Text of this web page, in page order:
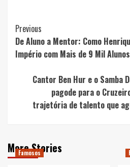
Post
Navigation
Previous
De Aluno a Mentor: Como
Império com Mais de 9 Mil
Cantor Ben Hur e o Samba
pagode para o
trajetória de talento que
More Stories
Famosos